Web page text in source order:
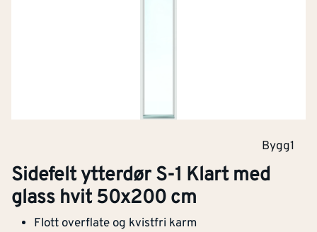
Bygg1
Sidefelt ytterdør S-1 Klart med
glass hvit 50x200 cm
Flott overflate og kvistfri karm